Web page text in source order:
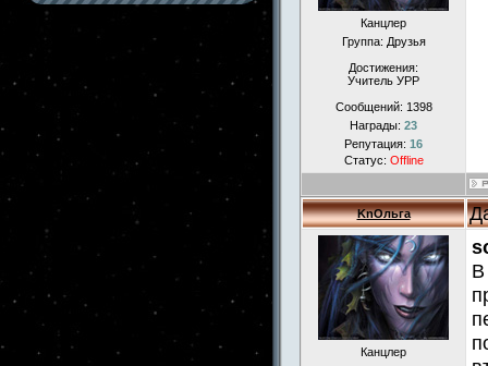
Канцлер
Группа: Друзья
Достижения:
Учитель УРР
Сообщений: 1398
Награды: 23
Репутация: 16
Статус: Offline
KnОльга
Канцлер
В